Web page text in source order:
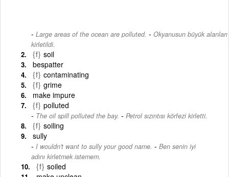
Large areas of the ocean are polluted. - Okyanusun büyük alanları
kirletildi.
{f} soil
bespatter
{f} contaminating
{f} grime
make impure
{f} polluted
The oil spill polluted the bay. - Petrol sızıntısı körfezi kirletti.
{f} soiling
sully
I wouldn't want to sully your good name. - Ben senin iyi
adını kirletmek istemem.
{f} soiled